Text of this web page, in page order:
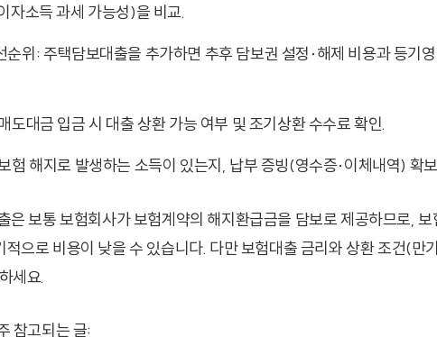
자소득 과세 가능성)을 비교.
순위: 주택담보대출을 추가하면 추후 담보권 설정·해제 비용과 등기
도대금 입금 시 대출 상환 가능 여부 및 조기상환 수수료 확인.
험 해지로 발생하는 소득이 있는지, 납부 증빙(영수증·이체내역) 확
은 보통 보험회사가 보험계약의 해지환급금을 담보로 제공하므로, 보
적으로 비용이 낮을 수 있습니다. 다만 보험대출 금리와 상환 조건(만
세요.
참고되는 글: